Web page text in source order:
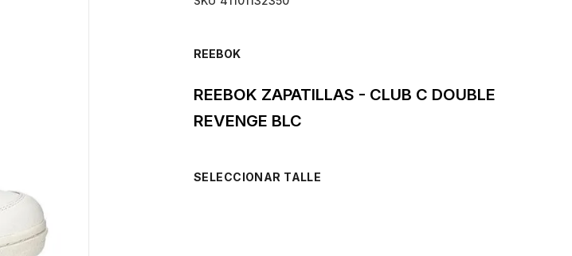
REEBOK
REEBOK ZAPATILLAS - CLUB C DOUBLE
REVENGE BLC
TALLE